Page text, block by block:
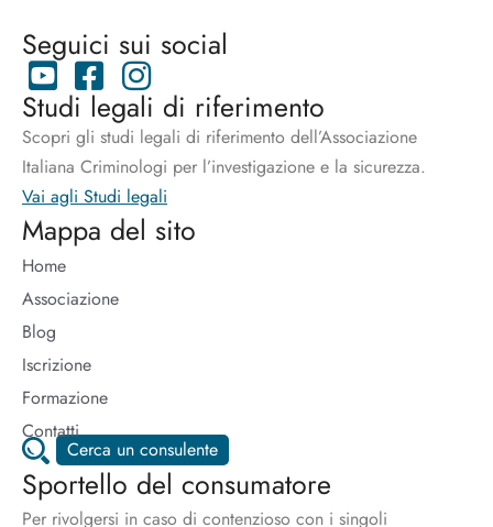
Seguici sui social
Studi legali di riferimento
Scopri gli studi legali di riferimento dell’Associazione
Italiana Criminologi per l’investigazione e la sicurezza.
Vai agli Studi legali
Mappa del sito
Home
Associazione
Blog
Iscrizione
Formazione
Contatti
Cerca un consulente
Sportello del consumatore
Per rivolgersi in caso di contenzioso con i singoli